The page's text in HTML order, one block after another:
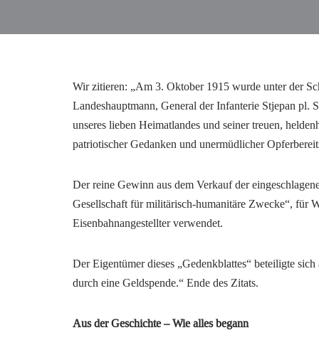
Wir zitieren: „Am 3. Oktober 1915 wurde unter der
Landeshauptmann, General der Infanterie Stjepan pl.
unseres lieben Heimatlandes und seiner treuen,
patriotischer Gedanken und unermüdlicher
Der reine Gewinn aus dem Verkauf der
Gesellschaft für militärisch-humanitäre Zwecke“, für
Eisenbahnangestellter verwendet.
Der Eigentümer dieses „Gedenkblattes“ beteiligte
durch eine Geldspende.“ Ende des Zitats.
Aus der Geschichte – Wie alles begann